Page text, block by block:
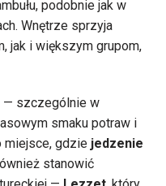
podobnie jak w
Wnętrze sprzyja
jak i większym grupom,
— szczególnie w
smaku potraw i
miejsce, gdzie jedzenie
stanowić